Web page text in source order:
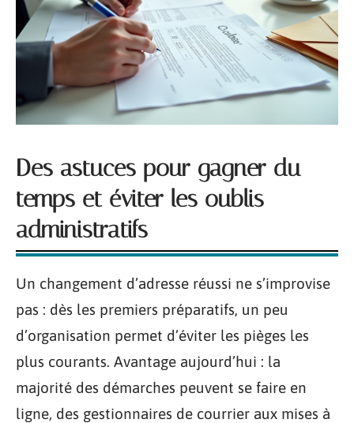
Des astuces pour gagner du
temps et éviter les oublis
administratifs
Un changement d’adresse réussi ne s’improvise
pas : dès les premiers préparatifs, un peu
d’organisation permet d’éviter les pièges les
plus courants. Avantage aujourd’hui : la
majorité des démarches peuvent se faire en
ligne, des gestionnaires de courrier aux mises à